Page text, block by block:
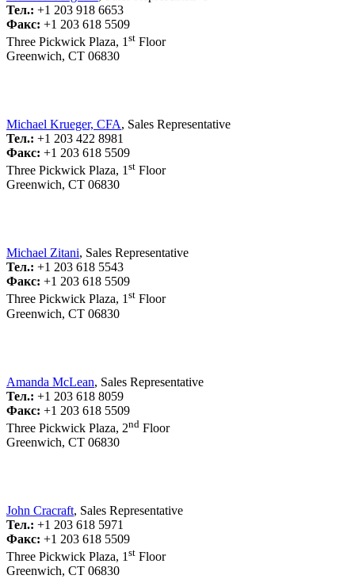
Тел.: +1 203 918 6653
Факс: +1 203 618 5509
Three Pickwick Plaza, 1 st Floor
Greenwich, CT 06830
Michael Krueger, CFA, Sales Representative
Тел.: +1 203 422 8981
Факс: +1 203 618 5509
Three Pickwick Plaza, 1 st Floor
Greenwich, CT 06830
Michael Zitani, Sales Representative
Тел.: +1 203 618 5543
Факс: +1 203 618 5509
Three Pickwick Plaza, 1st Floor
Greenwich, CT 06830
Amanda McLean, Sales Representative
Тел.: +1 203 618 8059
Факс: +1 203 618 5509
Three Pickwick Plaza, 2nd Floor
Greenwich, CT 06830
John Cracraft, Sales Representative
Тел.: +1 203 618 5971
Факс: +1 203 618 5509
Three Pickwick Plaza, 1 st Floor
Greenwich, CT 06830